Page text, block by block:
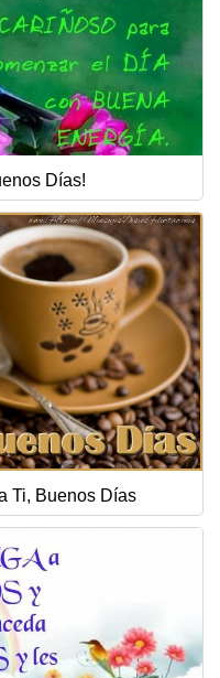
Días!
Ti, Buenos Días